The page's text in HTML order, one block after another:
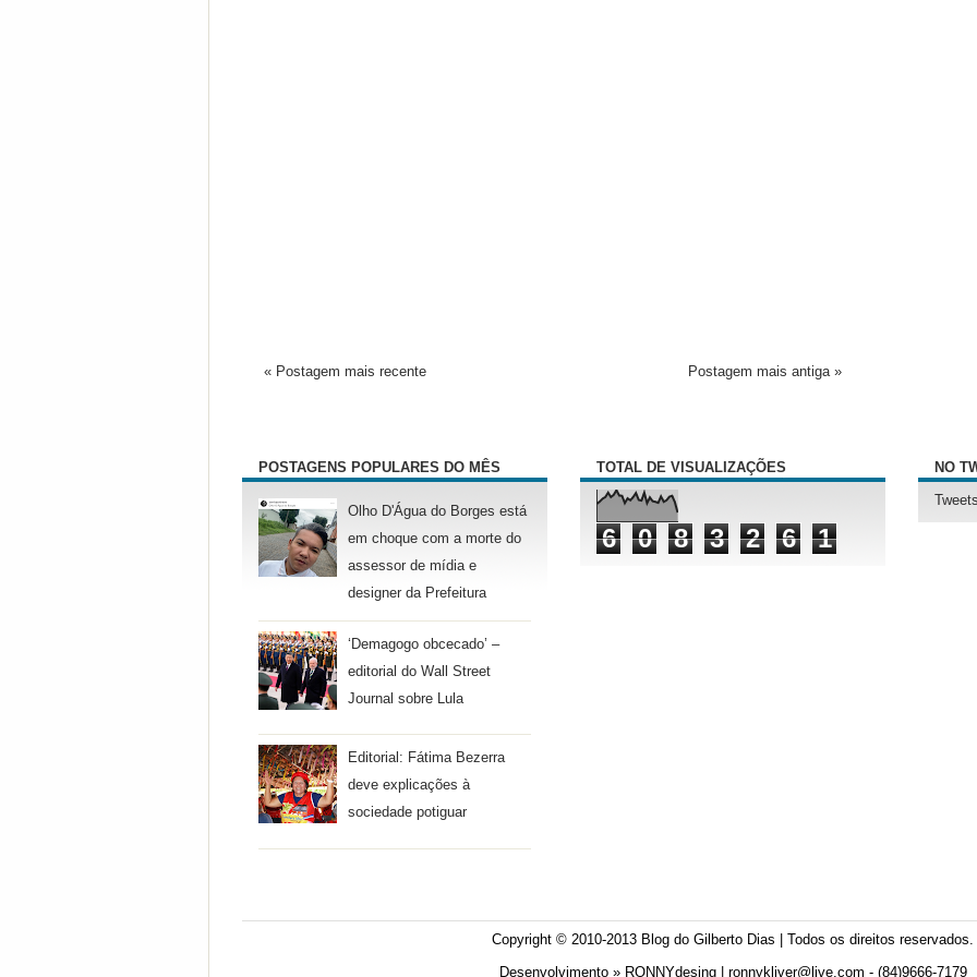
« Postagem mais recente Postagem mais antiga »
POSTAGENS POPULARES DO MÊS
Olho D'Água do Borges está
em choque com a morte do
assessor de mídia e
designer da Prefeitura
‘Demagogo obcecado’ –
editorial do Wall Street
Journal sobre Lula
Editorial: Fátima Bezerra
deve explicações à
sociedade potiguar
TOTAL DE VISUALIZAÇÕES
6 0 8 3 2 6 1
NO
Copyright © 2010-2013 Blog do Gilberto Dias | Todos os direitos reservados.
Desenvolvimento » RONNYdesing| ronnykliver@live.com - (84)9666-7179